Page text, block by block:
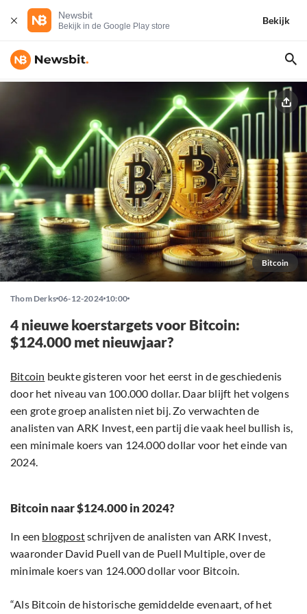
Newsbit
Bekijk in de Google Play store
Bekijk
Bitcoin
Thom Derks 06-12-2024 10:00
4 nieuwe koerstargets voor Bitcoin:
$124.000 met nieuwjaar?
Bitcoin beukte gisteren voor het eerst in de geschiedenis
door het niveau van 100.000 dollar. Daar blijft het volgens
een grote groep analisten niet bij. Zo verwachten de
analisten van ARK Invest, een partij die vaak heel bullish is,
een minimale koers van 124.000 dollar voor het einde van
2024.
Bitcoin naar $124.000 in 2024?
In een blogpostschrijven de analisten van ARK Invest,
waaronder David Puell van de Puell Multiple, over de
minimale koers van 124.000 dollar voor Bitcoin.
“Als Bitcoin de historische gemiddelde evenaart, of het